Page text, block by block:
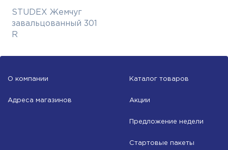
STUDEX Жемчуг
завальцованный 301
R
О компании
Адреса магазинов
Каталог товаров
Акции
Предложение недели
Стартовые пакеты